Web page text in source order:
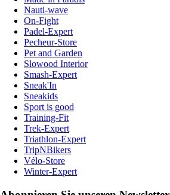
Nauti-wave
On-Fight
Padel-Expert
Pecheur-Store
Pet and Garden
Slowood Interior
Smash-Expert
Sneak'In
Sneakids
Sport is good
Training-Fit
Trek-Expert
Triathlon-Expert
TripNBikers
Vélo-Store
Winter-Expert